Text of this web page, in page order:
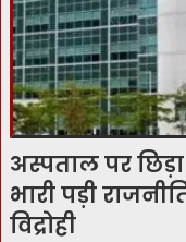
अस्पताल पर छिड़ा
भारी पड़ी
विद्रोही